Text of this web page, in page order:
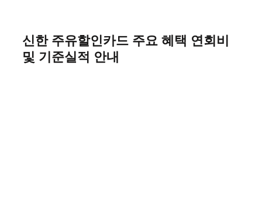
신한 주유할인카드 주요 혜택 연회비
및 기준실적 안내